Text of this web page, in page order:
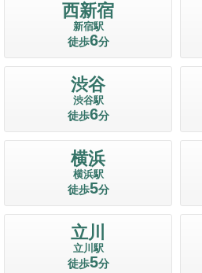
西新宿
新宿駅
徒歩6分
渋谷
渋谷駅
徒歩6分
横浜
横浜駅
徒歩5分
立川
立川駅
徒歩5分